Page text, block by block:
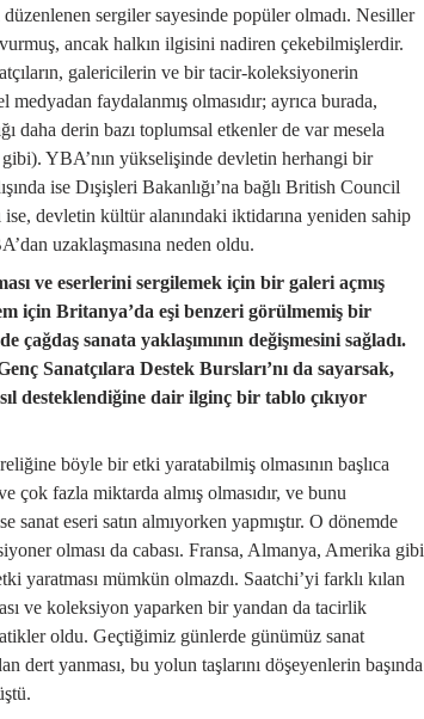
sergiler sayesinde popüler olmadı. Nesiller
ancak halkın ilgisini nadiren çekebilmişlerdir.
galericilerin ve bir tacir-koleksiyonerin
faydalanmış olmasıdır; ayrıca burada,
daha derin bazı toplumsal etkenler de var mesela
gibi). YBA’nın yükselişinde devletin herhangi bir
ise Dışişleri Bakanlığı’na bağlı British Council
devletin kültür alanındaki iktidarına yeniden sahip
uzaklaşmasına neden oldu.
ve eserlerini sergilemek için bir galeri açmış
için Britanya’da eşi benzeri görülmemiş bir
sanata yaklaşımının değişmesini sağladı.
Sanatçılara Destek Bursları’nı da sayarsak,
desteklendiğine dair ilginç bir tablo çıkıyor
böyle bir etki yaratabilmiş olmasının başlıca
çok fazla miktarda almış olmasıdır, ve bunu
eseri satın almıyorken yapmıştır. O dönemde
olması da cabası. Fransa, Almanya, Amerika gibi
yaratması mümkün olmazdı. Saatchi’yi farklı kılan
ve koleksiyon yaparken bir yandan da tacirlik
oldu. Geçtiğimiz günlerde günümüz sanat
dert yanması, bu yolun taşlarını döşeyenlerin başında